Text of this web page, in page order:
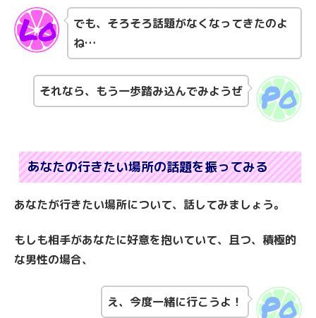
でも、そろそろ話題がなくなってきたのよ
ね…
それなら、もう一歩踏み込んでみようぜ
あなたの行きたい場所の話題を振ってみる
あなたが行きたい場所について、話してみましょう。
もしも相手があなたに好意を抱いていて、且つ、積極的
な男性の場合、
え、今度一緒に行こうよ！